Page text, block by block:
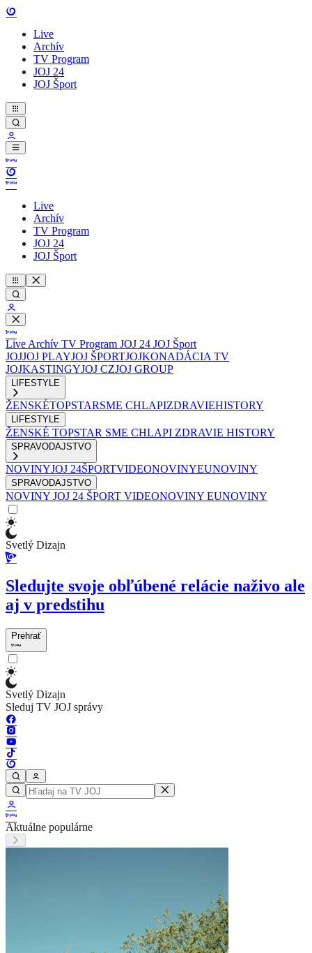
Live
Archív
TV Program
JOJ 24
JOJ Šport
Live
Archív
TV Program
JOJ 24
JOJ Šport
Live Archív TV Program JOJ 24 JOJ Šport
JOJJOJ PLAYJOJ ŠPORTJOJKONADÁCIA TV
JOJKASTINGYJOJ CZJOJ GROUP
LIFESTYLE
ŽENSKÉTOPSTARSME CHLAPIZDRAVIEHISTORY
LIFESTYLE
ŽENSKÉ TOPSTAR SME CHLAPI ZDRAVIE HISTORY
SPRAVODAJSTVO
NOVINYJOJ 24ŠPORTVIDEONOVINYEUNOVINY
SPRAVODAJSTVO
NOVINY JOJ 24 ŠPORT VIDEONOVINY EUNOVINY
Svetlý Dizajn
Sledujte svoje obľúbené relácie naživo ale
aj v predstihu
Prehrať
Svetlý Dizajn
Sleduj TV JOJ správy
Aktuálne populárne